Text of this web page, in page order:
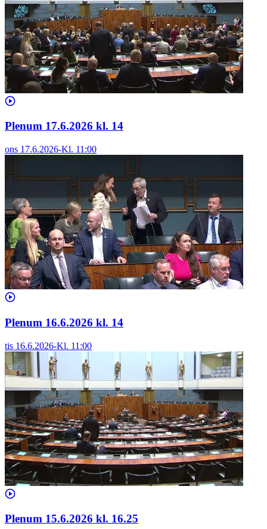
Plenum 17.6.2026 kl. 14
ons 17.6.2026-Kl. 11:00
Plenum 16.6.2026 kl. 14
tis 16.6.2026-Kl. 11:00
Plenum 15.6.2026 kl. 16.25